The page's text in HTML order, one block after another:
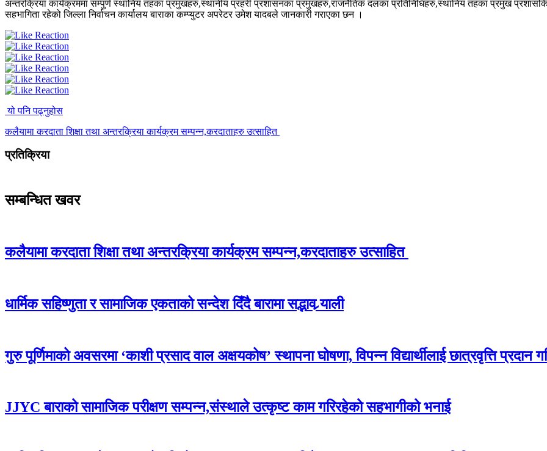
अन्तरक्रिया कार्यक्रममा सम्पुर्ण स्थानिय तहका प्रमुखहरु,स्थानीय प्रहरी प्रशासनका प्रमुखहरु,राजनैतिक दलका प्रतिनिधिहरु,स्थानिय तहका प्रमुख
सहभागिता रहेको जिल्ला निर्वाचन कार्यालय बाराका कम्प्युटर अपरेटर उमेश यादबले जानकारी गराएका छन ।
यो पनि पढ्नुहोस
कलैयामा करदाता शिक्षा तथा अन्तरक्रिया कार्यक्रम सम्पन्न,करदाताहरु उत्साहित
प्रतिक्रिया
सम्बन्धित खवर
कलैयामा करदाता शिक्षा तथा अन्तरक्रिया कार्यक्रम सम्पन्न,करदाताहरु उत्साहित
धार्मिक सहिष्णुता र सामाजिक एकताको सन्देश दिँदै बारामा सद्भाव र्‍याली
गुरु पूर्णिमाको अवसरमा ‘काशी प्रसाद वाल अक्षयकोष’ स्थापना घोषणा, विपन्न विद्यार्थीलाई छात्रवृत्ति प्रदान
JJYC बाराको सामाजिक परीक्षण सम्पन्न,संस्थाले उत्कृष्ट काम गरिरहेको सहभागीको भनाई